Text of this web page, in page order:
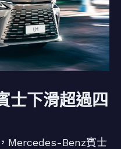
士下滑超過四
Mercedes-Benz賓士